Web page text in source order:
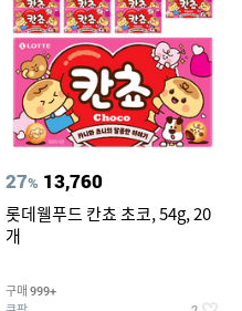
27% 13,760
롯데웰푸드 칸쵸 초코, 54g, 20
개
구매 999+